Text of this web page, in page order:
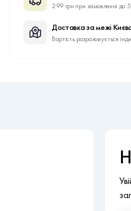
299 грн при замовленні до
Доставка за межі
Вартість розраховується